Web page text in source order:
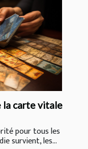
la carte vitale
pour tous les
survient, les...